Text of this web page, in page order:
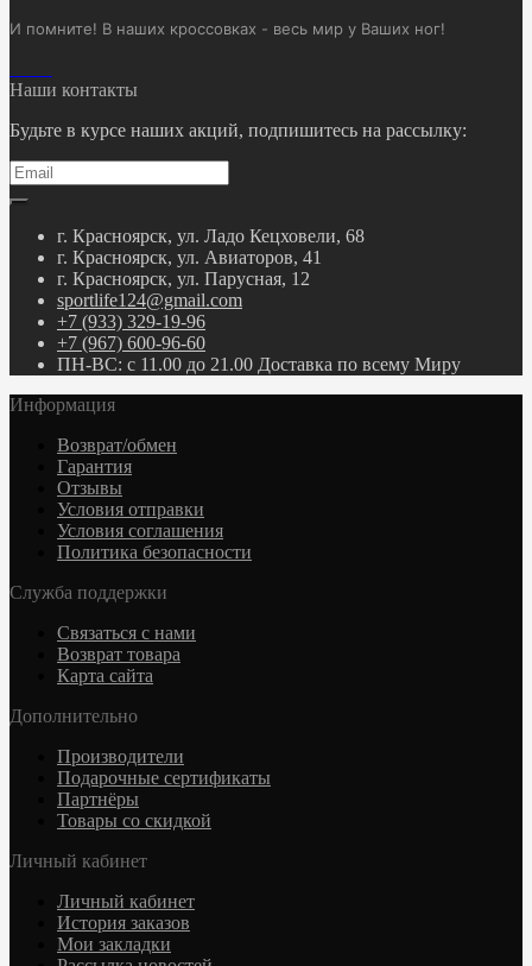
И помните! В наших кроссовках - весь мир у Ваших ног!
Наши контакты
Будьте в курсе наших акций, подпишитесь на рассылку:
г. Красноярск, ул. Ладо Кецховели, 68
г. Красноярск, ул. Авиаторов, 41
г. Красноярск, ул. Парусная, 12
sportlife124@gmail.com
+7 (933) 329-19-96
+7 (967) 600-96-60
ПН-ВС: с 11.00 до 21.00 Доставка по всему Миру
Информация
Возврат/обмен
Гарантия
Отзывы
Условия отправки
Условия соглашения
Политика безопасности
Служба поддержки
Связаться с нами
Возврат товара
Карта сайта
Дополнительно
Производители
Подарочные сертификаты
Партнёры
Товары со скидкой
Личный кабинет
Личный кабинет
История заказов
Мои закладки